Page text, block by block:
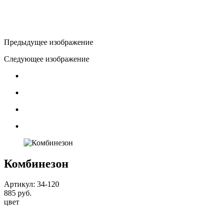
Предыдущее изображение
Следующее изображение
Комбинезон
Артикул: 34-120
885 руб.
цвет